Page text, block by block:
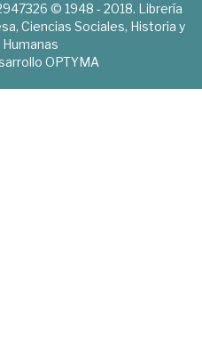
© 1948 - 2018. Librería
Ciencias Sociales, Historia y
OPTYMA